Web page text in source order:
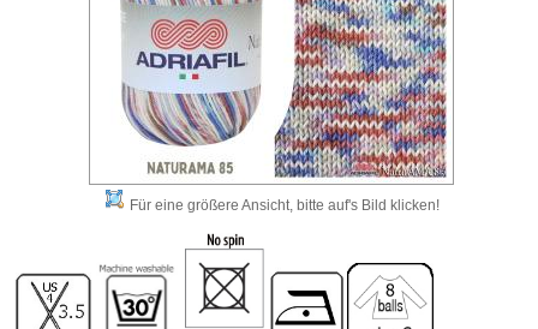
Für eine größere Ansicht, bitte auf's Bild klicken!